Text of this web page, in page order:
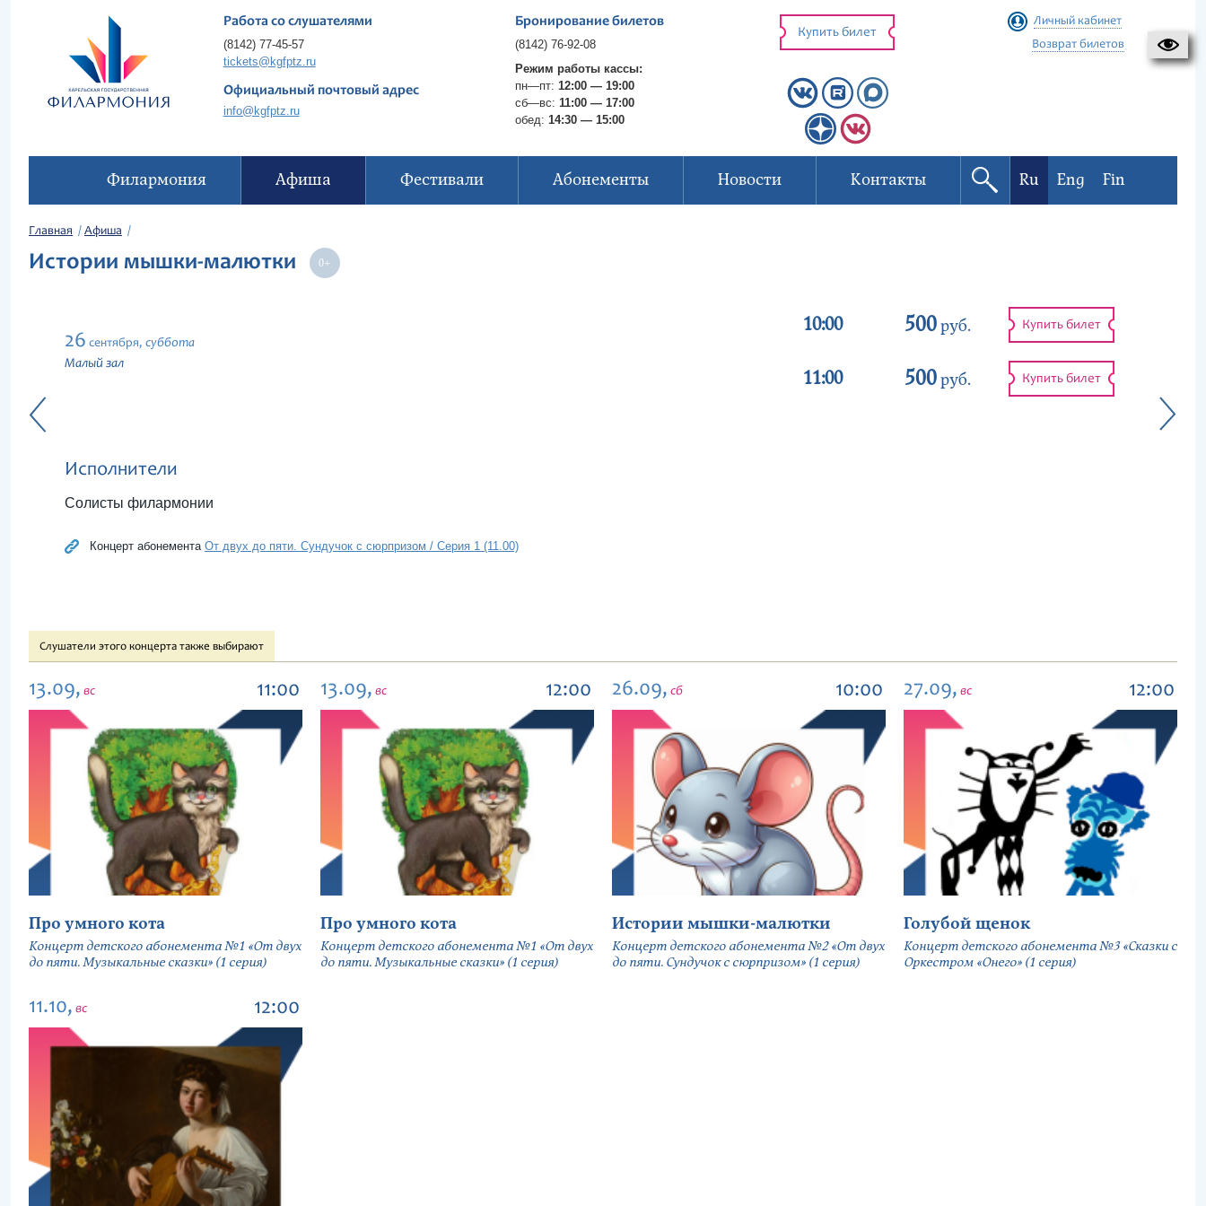
Работа со слушателями
(8142) 77-45-57
tickets@kgfptz.ru
Официальный почтовый адрес
info@kgfptz.ru
Бронирование билетов
(8142) 76-92-08
Режим работы кассы:
пн—пт: 12:00 — 19:00
сб—вс: 11:00 — 17:00
обед: 14:30 — 15:00
Купить билет
Личный кабинет
Возврат билетов
Филармония Афиша Фестивали Абонементы Новости Контакты Ru Eng Fin
Главная Афиша
Истории мышки-малютки
26 сентября, суббота
Малый зал
10:00 500руб. Купить билет
11:00 500руб. Купить билет
Исполнители
Солисты филармонии
Концерт абонемента От двух до пяти. Сундучок с сюрпризом / Серия 1 (11.00)
Слушатели этого концерта также выбирают
13.09, вс 11:00
Про умного кота
Концерт детского абонемента №1 «От двух
до пяти. Музыкальные сказки» (1 серия)
13.09, вс 12:00
Про умного кота
Концерт детского абонемента №1 «От двух
до пяти. Музыкальные сказки» (1 серия)
26.09, сб 10:00
Истории мышки-малютки
Концерт детского абонемента №2 «От двух
до пяти. Сундучок с сюрпризом» (1 серия)
27.09, вс 12:00
Голубой щенок
Концерт детского абонемента №3 «Сказки с
Оркестром «Онего» (1 серия)
11.10, вс 12:00